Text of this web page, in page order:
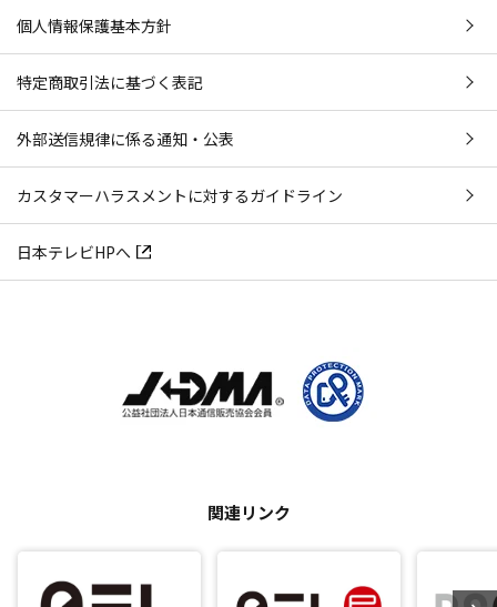
個人情報保護基本方針
特定商取引法に基づく表記
外部送信規律に係る通知・公表
カスタマーハラスメントに対するガイドライン
日本テレビHPへ
関連リンク